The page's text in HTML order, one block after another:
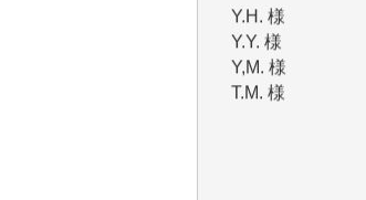
Y,M. 様
T.M. 様
マツモト ヤスア
マシオン 恵美香